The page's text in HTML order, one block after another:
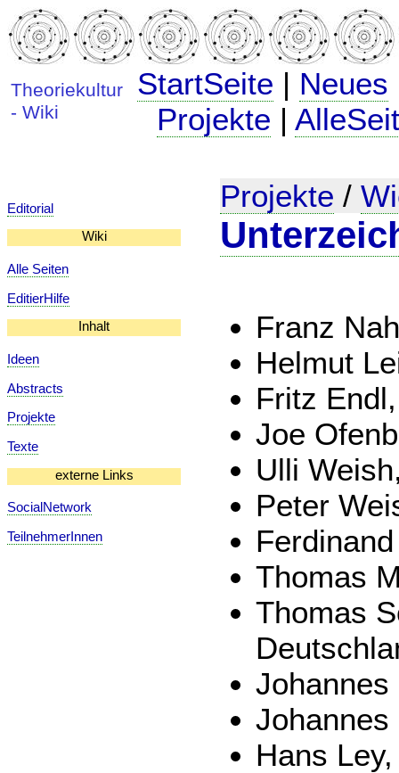
Theoriekultur
- Wiki
StartSeite | Neues
Projekte |
Editorial
Wiki
Alle Seiten
EditierHilfe
Inhalt
Ideen
Abstracts
Projekte
Texte
externe Links
SocialNetwork
TeilnehmerInnen
Projekte /
Franz
Helmut
Fritz
Joe
Ulli
Peter
Thomas
Thomas
Hans